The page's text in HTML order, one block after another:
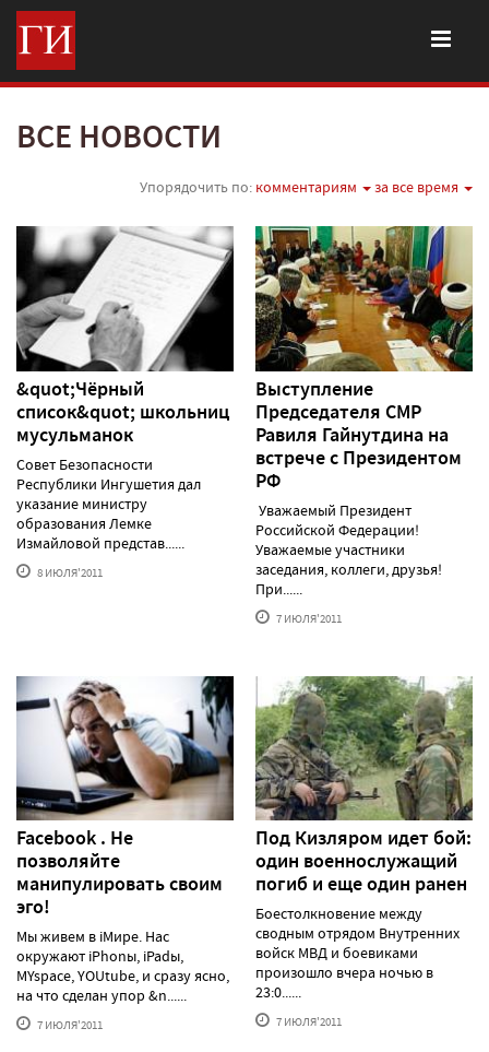
ВСЕ НОВОСТИ
Упорядочить по: комментариям за все время
&quot;Чёрный
список&quot; школьниц
мусульманок
Совет Безопасности
Республики Ингушетия дал
указание министру
образования Лемке
Измайловой представ......
8 ИЮЛЯ'2011
Выступление
Председателя СМР
Равиля Гайнутдина на
встрече с Президентом
РФ
Уважаемый Президент
Российской Федерации!
Уважаемые участники
заседания, коллеги, друзья!
При......
7 ИЮЛЯ'2011
Facebook . Не
позволяйте
манипулировать своим
эго!
Мы живем в iМире. Нас
окружают iPhonы, iPadы,
MYspace, YOUtube, и сразу ясно,
на что сделан упор &n......
7 ИЮЛЯ'2011
Под Кизляром идет бой:
один военнослужащий
погиб и еще один ранен
Боестолкновение между
сводным отрядом Внутренних
войск МВД и боевиками
произошло вчера ночью в
23:0......
7 ИЮЛЯ'2011